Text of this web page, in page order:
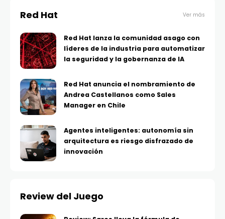
Red Hat Ver más
Red Hat lanza la comunidad asago con
líderes de la industria para automatizar
la seguridad y la gobernanza de IA
Red Hat anuncia el nombramiento de
Andrea Castellanos como Sales
Manager en Chile
Agentes inteligentes: autonomía sin
arquitectura es riesgo disfrazado de
innovación
Review del Juego